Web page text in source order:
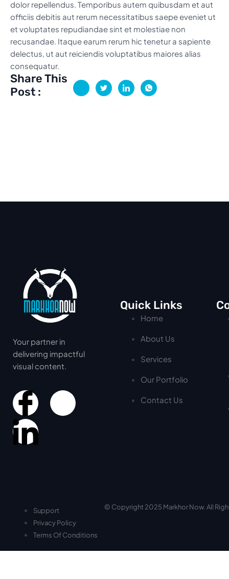
dolor repellendus. Temporibus autem quibusdam et aut
officiis debitis aut rerum necessitatibus saepe eveniet ut
et voluptates repudiandae sint et molestiae non
recusandae. Itaque earum rerum hic tenetur a sapiente
delectus, ut aut reiciendis voluptatibus maiores alias
consequatur.
Share This
Post :
Your partner in
delivering impactful
visual content.
Quick Links
Home
About Us
Services
Our Portfolio
Contact Us
Support
Privacy Policy
Terms Of Conditions
© Copyright 2025 Markhor Now. All